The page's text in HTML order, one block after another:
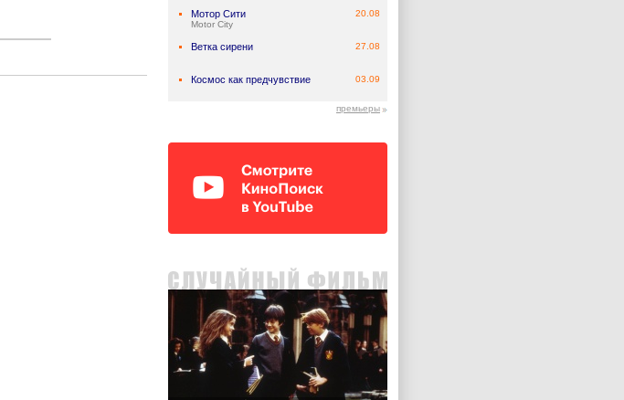
Мотор Сити
Motor City
20.08
Ветка сирени 27.08
Космос как предчувствие 03.09
премьеры